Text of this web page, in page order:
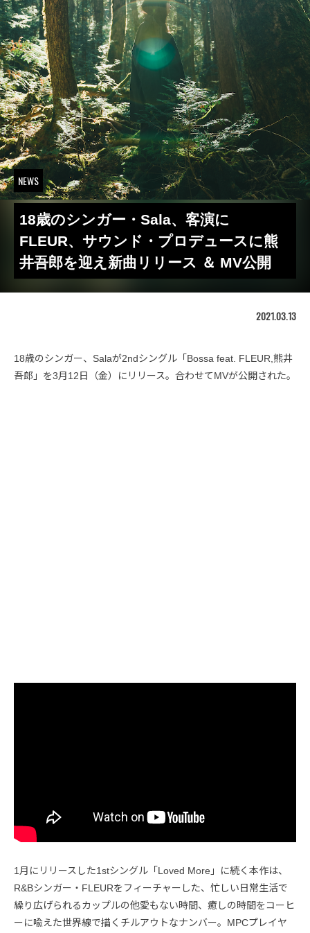
NEWS
18歳のシンガー・Sala、客演に
FLEUR、サウンド・プロデュースに熊
井吾郎を迎え新曲リリース ＆ MV公開
2021.03.13
18歳のシンガー、Salaが2ndシングル「Bossa feat. FLEUR,熊井
吾郎」を3月12日（金）にリリース。合わせてMVが公開された。
1月にリリースした1stシングル「Loved More」に続く本作は、
R&Bシンガー・FLEURをフィーチャーした、忙しい日常生活で
繰り広げられるカップルの他愛もない時間、癒しの時間をコーヒ
ーに喩えた世界線で描くチルアウトなナンバー。MPCプレイヤ